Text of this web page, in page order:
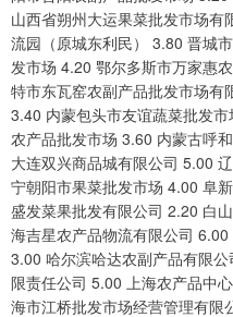
山西省朔州大运果菜批发市场
流园（原城东利民） 3.80 晋城
发市场 4.20 鄂尔多斯市万家惠
特市东瓦窑农副产品批发市场有
3.40 内蒙包头市友谊蔬菜批发
农产品批发市场 3.60 内蒙古呼
大连双兴商品城有限公司 5.00
宁朝阳市果菜批发市场 4.00 阜
盛发菜果批发有限公司 2.20 白
海吉星农产品物流有限公司
3.00 哈尔滨哈达农副产品有限
限责任公司 5.00 上海农产品中
海市江桥批发市场经营管理有